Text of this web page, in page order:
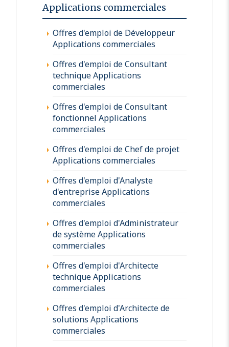
Applications commerciales
Offres d'emploi de Développeur
Applications commerciales
Offres d'emploi de Consultant
technique Applications
commerciales
Offres d'emploi de Consultant
fonctionnel Applications
commerciales
Offres d'emploi de Chef de projet
Applications commerciales
Offres d'emploi d'Analyste
d'entreprise Applications
commerciales
Offres d'emploi d'Administrateur
de système Applications
commerciales
Offres d'emploi d'Architecte
technique Applications
commerciales
Offres d'emploi d'Architecte de
solutions Applications
commerciales